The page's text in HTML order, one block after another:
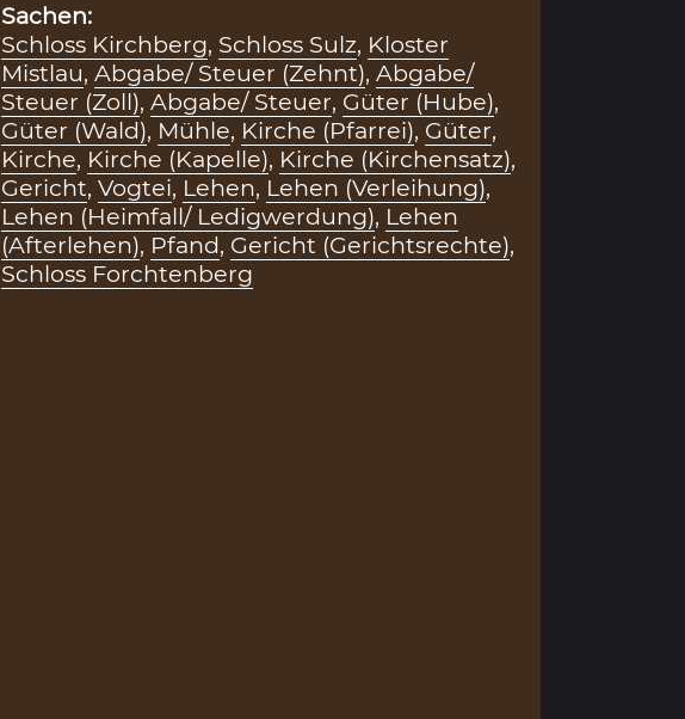
Sachen:
Schloss Kirchberg, Schloss Sulz, Kloster
Mistlau, Abgabe/ Steuer (Zehnt), Abgabe/
Steuer (Zoll), Abgabe/ Steuer, Güter (Hube),
Güter (Wald), Mühle, Kirche (Pfarrei), Güter,
Kirche, Kirche (Kapelle), Kirche (Kirchensatz),
Gericht, Vogtei, Lehen, Lehen (Verleihung),
Lehen (Heimfall/ Ledigwerdung), Lehen
(Afterlehen), Pfand, Gericht (Gerichtsrechte),
Schloss Forchtenberg